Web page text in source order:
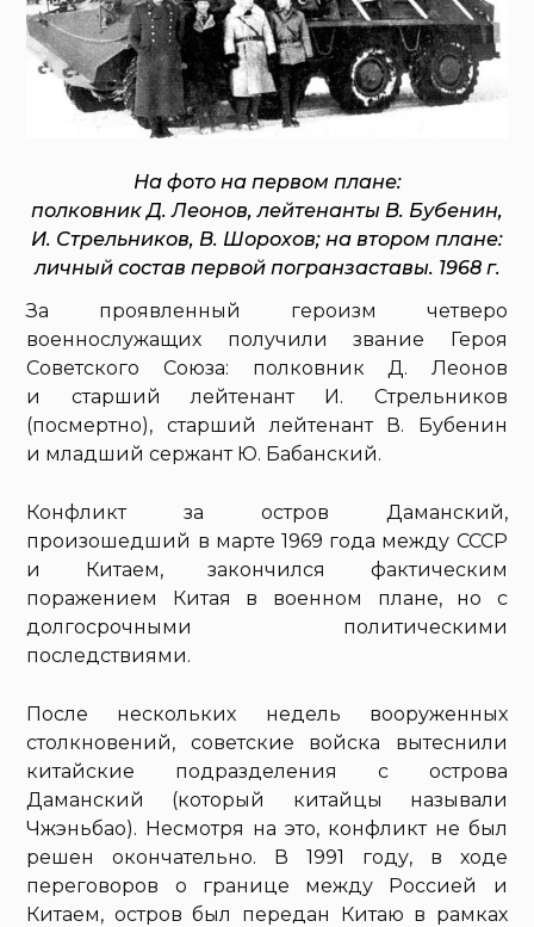
На фото на первом плане:
полковник Д. Леонов, лейтенанты В. Бубенин,
И. Стрельников, В. Шорохов; на втором плане:
личный состав первой погранзаставы. 1968 г.
За проявленный героизм четверо
военнослужащих получили звание Героя
Советского Союза: полковник Д. Леонов
и старший лейтенант И. Стрельников
(посмертно), старший лейтенант В. Бубенин
и младший сержант Ю. Бабанский.
Конфликт за остров Даманский,
произошедший в марте 1969 года между СССР
и Китаем, закончился фактическим
поражением Китая в военном плане, но с
долгосрочными политическими
последствиями.
После нескольких недель вооруженных
столкновений, советские войска вытеснили
китайские подразделения с острова
Даманский (который китайцы называли
Чжэньбао). Несмотря на это, конфликт не был
решен окончательно. В 1991 году, в ходе
переговоров о границе между Россией и
Китаем, остров был передан Китаю в рамках